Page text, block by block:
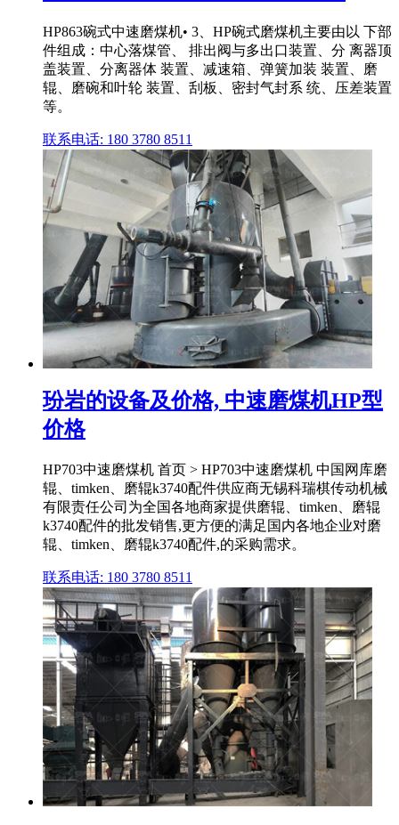
HP863碗式中速磨煤机• 3、HP碗式磨煤机主要由以 下部
件组成：中心落煤管、 排出阀与多出口装置、分 离器顶
盖装置、分离器体 装置、减速箱、弹簧加装 装置、磨
辊、磨碗和叶轮 装置、刮板、密封气封系 统、压差装置
等。
联系电话: 180 3780 8511
玢岩的设备及价格, 中速磨煤机HP型
价格
HP703中速磨煤机 首页 > HP703中速磨煤机 中国网库磨
辊、timken、磨辊k3740配件供应商无锡科瑞棋传动机械
有限责任公司为全国各地商家提供磨辊、timken、磨辊
k3740配件的批发销售,更方便的满足国内各地企业对磨
辊、timken、磨辊k3740配件,的采购需求。
联系电话: 180 3780 8511